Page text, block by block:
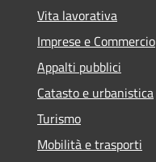
Vita lavorativa
Imprese e Commercio
Appalti pubblici
Catasto e urbanistica
Turismo
Mobilità e trasporti